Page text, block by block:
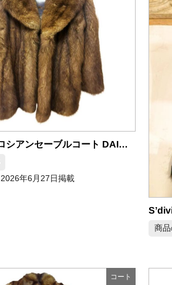
TRES JOLIE ロシアンセーブルコート DAIMATSU製
2026年6月27日掲載
商
コート